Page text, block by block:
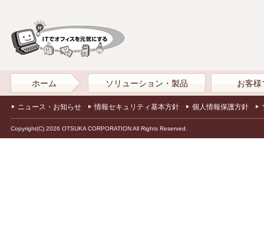
ホーム ソリューション・製品 お客様
ニュース・お知らせ 情報セキュリティ基本方針 個人情報保護方針
Copyright(C) 2026 OTSUKA CORPORATION All Rights Reserved.